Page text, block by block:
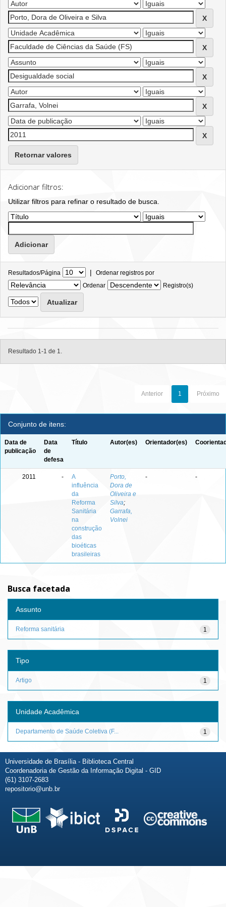
Retornar valores
Adicionar filtros:
Utilizar filtros para refinar o resultado de busca.
Resultados/Página | Ordenar registros por
Ordenar
Registro(s)
Resultado 1-1 de 1.
Anterior 1 Próximo
Conjunto de itens:
Data de
publicação
Data
de
defesa
Título Autor(es) Orientador(es)
2011 -
A
influência
da
Reforma
Sanitária
na
construção
das
bioéticas
brasileiras
Porto,
Dora de
Oliveira e
Silva;
Garrafa,
Volnei
- -
Busca facetada
Assunto
1
Reforma sanitária
Tipo
1
Artigo
Unidade Acadêmica
1
Departamento de Saúde Coletiva (F...
Universidade de Brasília - Biblioteca Central
Coordenadoria de Gestão da Informação Digital - GID
(61) 3107-2683
repositorio@unb.br